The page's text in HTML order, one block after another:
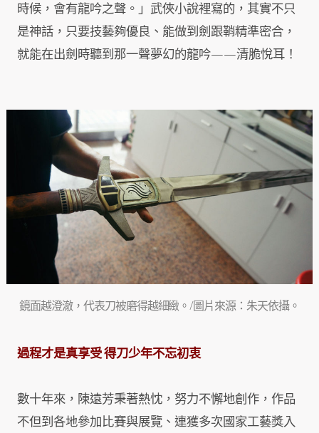
時候，會有龍吟之聲。」武俠小說裡寫的，其實不只
是神話，只要技藝夠優良、能做到劍跟鞘精準密合，
就能在出劍時聽到那一聲夢幻的龍吟——清脆悅耳！
鏡面越澄澈，代表刀被磨得越細緻。/圖片來源：朱天依攝。
過程才是真享受 得刀少年不忘初衷
數十年來，陳遠芳秉著熱忱，努力不懈地創作，作品
不但到各地參加比賽與展覽、連獲多次國家工藝獎入